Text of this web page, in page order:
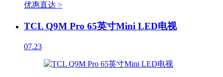
优惠直达 >
TCL Q9M Pro 65英寸Mini LED电视
07.23